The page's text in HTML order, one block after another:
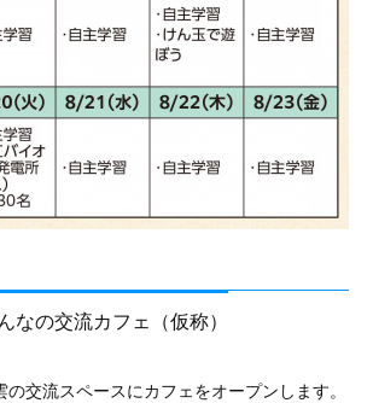
なの交流カフェ（仮称）
交流スペースにカフェをオープンします。